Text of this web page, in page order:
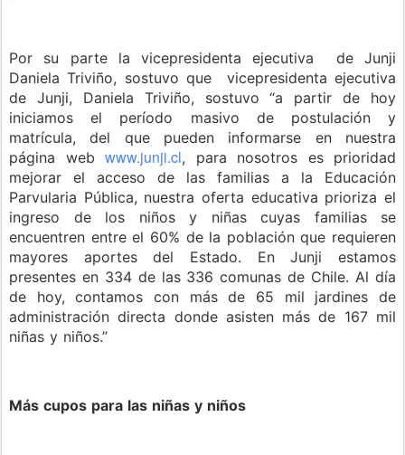
Por su parte la vicepresidenta ejecutiva de Junji
Daniela Triviño, sostuvo que vicepresidenta ejecutiva
de Junji, Daniela Triviño, sostuvo “a partir de hoy
iniciamos el período masivo de postulación y
matrícula, del que pueden informarse en nuestra
página web www.junji.cl, para nosotros es prioridad
mejorar el acceso de las familias a la Educación
Parvularia Pública, nuestra oferta educativa prioriza el
ingreso de los niños y niñas cuyas familias se
encuentren entre el 60% de la población que requieren
mayores aportes del Estado. En Junji estamos
presentes en 334 de las 336 comunas de Chile. Al día
de hoy, contamos con más de 65 mil jardines de
administración directa donde asisten más de 167 mil
niñas y niños.”
Más cupos para las niñas y niños